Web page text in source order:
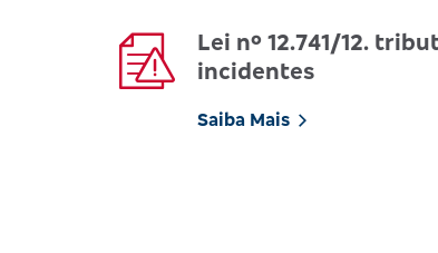
Lei nº 12.741/12.
incidentes
Saiba Mais